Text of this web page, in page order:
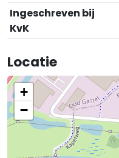
Ingeschreven bij
KvK
Locatie
+
−